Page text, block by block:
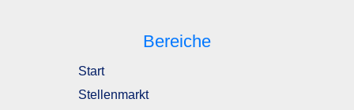
Bereiche
Start
Stellenmarkt